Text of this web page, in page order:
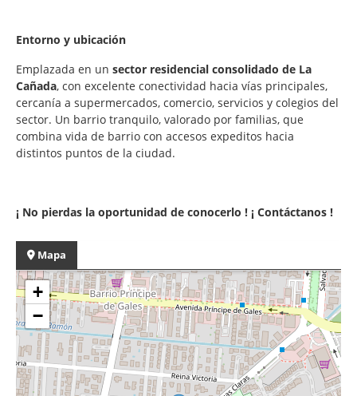
Entorno y ubicación
Emplazada en un sector residencial consolidado de La
Cañada, con excelente conectividad hacia vías principales,
cercanía a supermercados, comercio, servicios y colegios del
sector. Un barrio tranquilo, valorado por familias, que
combina vida de barrio con accesos expeditos hacia
distintos puntos de la ciudad.
¡ No pierdas la oportunidad de conocerlo ! ¡ Contáctanos !
Mapa
+
−